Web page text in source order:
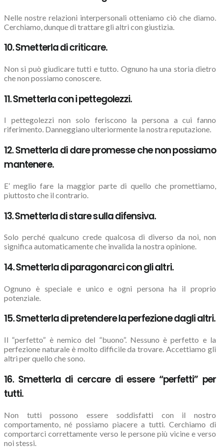
Nelle nostre relazioni interpersonali otteniamo ciò che diamo.
Cerchiamo, dunque di trattare gli altri con giustizia.
10. Smetterla di criticare.
Non si può giudicare tutti e tutto. Ognuno ha una storia dietro
che non possiamo conoscere.
11. Smetterla con i pettegolezzi.
I pettegolezzi non solo feriscono la persona a cui fanno
riferimento. Danneggiano ulteriormente la nostra reputazione.
12. Smetterla di dare promesse che non possiamo
mantenere.
E’ meglio fare la maggior parte di quello che promettiamo,
piuttosto che il contrario.
13. Smetterla di stare sulla difensiva.
Solo perché qualcuno crede qualcosa di diverso da noi, non
significa automaticamente che invalida la nostra opinione.
14. Smetterla di paragonarci con gli altri.
Ognuno è speciale e unico e ogni persona ha il proprio
potenziale.
15. Smetterla di pretendere la perfezione dagli altri.
Il “perfetto” è nemico del “buono”. Nessuno è perfetto e la
perfezione naturale è molto difficile da trovare. Accettiamo gli
altri per quello che sono.
16. Smetterla di cercare di essere “perfetti” per
tutti.
Non tutti possono essere soddisfatti con il nostro
comportamento, né possiamo piacere a tutti. Cerchiamo di
comportarci correttamente verso le persone più vicine e verso
noi stessi.